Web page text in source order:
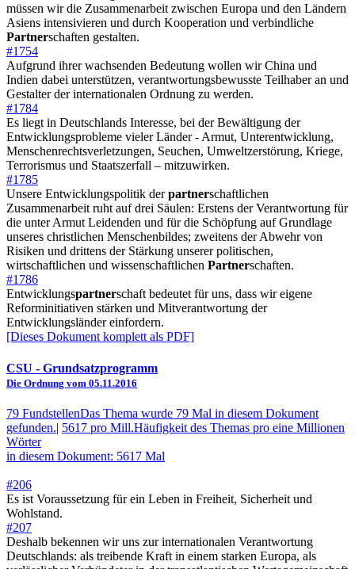
müssen wir die Zusammenarbeit zwischen Europa und den Ländern
Asiens intensivieren und durch Kooperation und verbindliche
Partnerschaften gestalten.
#1754
Aufgrund ihrer wachsenden Bedeutung wollen wir China und
Indien dabei unterstützen, verantwortungsbewusste Teilhaber an und
Gestalter der internationalen Ordnung zu werden.
#1784
Es liegt in Deutschlands Interesse, bei der Bewältigung der
Entwicklungsprobleme vieler Länder - Armut, Unterentwicklung,
Menschenrechtsverletzungen, Seuchen, Umweltzerstörung, Kriege,
Terrorismus und Staatszerfall – mitzuwirken.
#1785
Unsere Entwicklungspolitik derpartnerschaftlichen
Zusammenarbeit ruht auf drei Säulen: Erstens der Verantwortung für
die unter Armut Leidenden und für die Schöpfung auf Grundlage
unseres christlichen Menschenbildes; zweitens der Abwehr von
Risiken und drittens der Stärkung unserer politischen,
wirtschaftlichen und wissenschaftlichen Partnerschaften.
#1786
Entwicklungspartnerschaft bedeutet für uns, dass wir eigene
Reforminitiativen stärken und Mitverantwortung der
Entwicklungsländer einfordern.
[Dieses Dokument komplett als PDF]
CSU - Grundsatzprogramm
Die Ordnung vom 05.11.2016
79 FundstellenDas Thema wurde 79 Mal in diesem Dokument
gefunden.| 5617 pro Mill.Häufigkeit des Themas pro eine Millionen
Wörter
in diesem Dokument: 5617 Mal
#206
Es ist Voraussetzung für ein Leben in Freiheit, Sicherheit und
Wohlstand.
#207
Deshalb bekennen wir uns zur internationalen Verantwortung
Deutschlands: als treibende Kraft in einem starken Europa, als